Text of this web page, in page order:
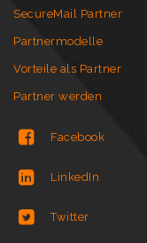
SecureMail Partner
Partnermodelle
Vorteile als Partner
Partner werden
Facebook
LinkedIn
Twitter